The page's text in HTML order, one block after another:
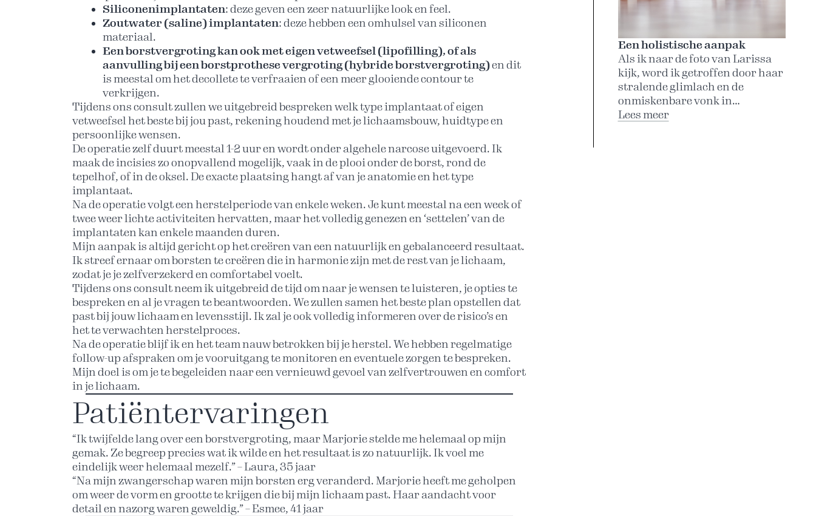
Siliconenimplantaten: deze geven een zeer natuurlijke look en feel.
Zoutwater (saline) implantaten: deze hebben een omhulsel van siliconen
materiaal.
Een borstvergroting kan ook met eigen vetweefsel (lipofilling), of als
aanvulling bij een borstprothese vergroting (hybride borstvergroting)en dit
is meestal om het decollete te verfraaien of een meer glooiende contour te
verkrijgen.
Tijdens ons consult zullen we uitgebreid bespreken welk type implantaat of eigen
vetweefsel het beste bij jou past, rekening houdend met je lichaamsbouw, huidtype en
persoonlijke wensen.
De operatie zelf duurt meestal 1-2 uur en wordt onder algehele narcose uitgevoerd. Ik
maak de incisies zo onopvallend mogelijk, vaak in de plooi onder de borst, rond de
tepelhof, of in de oksel. De exacte plaatsing hangt af van je anatomie en het type
implantaat.
Na de operatie volgt een herstelperiode van enkele weken. Je kunt meestal na een week of
twee weer lichte activiteiten hervatten, maar het volledig genezen en ‘settelen’ van de
implantaten kan enkele maanden duren.
Mijn aanpak is altijd gericht op het creëren van een natuurlijk en gebalanceerd resultaat.
Ik streef ernaar om borsten te creëren die in harmonie zijn met de rest van je lichaam,
zodat je je zelfverzekerd en comfortabel voelt.
Tijdens ons consult neem ik uitgebreid de tijd om naar je wensen te luisteren, je opties te
bespreken en al je vragen te beantwoorden. We zullen samen het beste plan opstellen dat
past bij jouw lichaam en levensstijl. Ik zal je ook volledig informeren over de risico’s en
het te verwachten herstelproces.
Na de operatie blijf ik en het team nauw betrokken bij je herstel. We hebben regelmatige
follow-up afspraken om je vooruitgang te monitoren en eventuele zorgen te bespreken.
Mijn doel is om je te begeleiden naar een vernieuwd gevoel van zelfvertrouwen en comfort
in je lichaam.
Patiëntervaringen
“Ik twijfelde lang over een borstvergroting, maar Marjorie stelde me helemaal op mijn
gemak. Ze begreep precies wat ik wilde en het resultaat is zo natuurlijk. Ik voel me
eindelijk weer helemaal mezelf.” – Laura, 35 jaar
“Na mijn zwangerschap waren mijn borsten erg veranderd. Marjorie heeft me geholpen
om weer de vorm en grootte te krijgen die bij mijn lichaam past. Haar aandacht voor
detail en nazorg waren geweldig.” – Esmee, 41 jaar
Een holistische aanpak
Als ik naar de foto van Larissa
kijk, word ik getroffen door haar
stralende glimlach en de
onmiskenbare vonk in…
Lees meer: